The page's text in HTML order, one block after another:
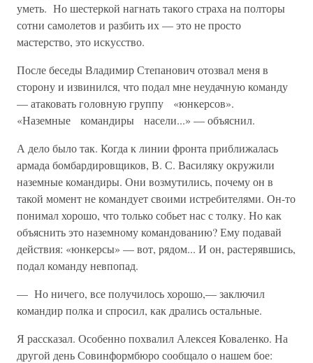
уметь. Но шестеркой на­гнать такого страха на полторы
сотни самолетов и разбить их — это не просто
мастерство, это искусство.
После беседы Владимир Степанович отозвал меня в
сторону и из­винился, что подал мне неудачную команду
— атаковать головную группу «юнкерсов».
«Наземные командиры насели...» — объяснил.
А дело было так. Когда к линии фронта приближалась
армада бомбардировщиков, В. С. Василяку окружили
наземные командиры. Они возмутились, почему он в
такой момент не командует своими истребителями. Он-то
понимал хорошо, что только собьет нас с толку. Но как
объяснить это наземному командованию? Ему подавай
дей­ствия: «юнкерсы» — вот, рядом... И он, растерявшись,
подал коман­ду невпопад.
— Но ничего, все получилось хорошо,— заключил
командир пол­ка и спросил, как дрались остальные.
Я рассказал. Особенно похвалил Алексея Коваленко. На
другой день Совинформбюро сообщало о нашем бое: